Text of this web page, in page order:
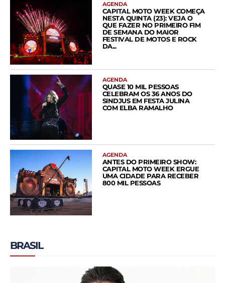
AGENDA
CAPITAL MOTO WEEK COMEÇA
NESTA QUINTA (23): VEJA O
QUE FAZER NO PRIMEIRO FIM
DE SEMANA DO MAIOR
FESTIVAL DE MOTOS E ROCK
DA...
AGENDA
QUASE 10 MIL PESSOAS
CELEBRAM OS 36 ANOS DO
SINDJUS EM FESTA JULINA
COM ELBA RAMALHO
AGENDA
ANTES DO PRIMEIRO SHOW:
CAPITAL MOTO WEEK ERGUE
UMA CIDADE PARA RECEBER
800 MIL PESSOAS
BRASIL